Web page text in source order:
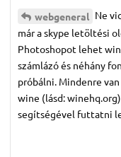
webgeneral Ne
már a skype letöltési
Photoshopot lehet
számlázó és néhány
próbálni. Mindenre
wine (lásd:
segítségével futtatni